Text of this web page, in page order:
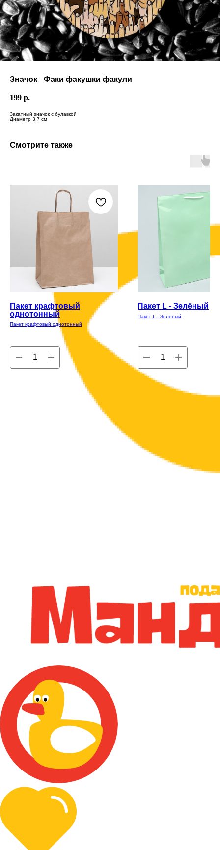
Значок - Факи факушки факули
199 р.
Закатный значок с булавкой
Диаметр 3,7 см
Смотрите также
Пакет крафтовый
однотонный
Пакет крафтовый однотонный
Пакет L - Зелёный
Пакет L - Зелёный